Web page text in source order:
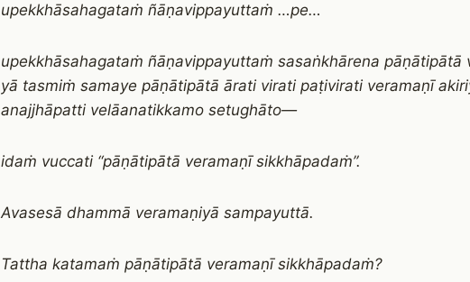
upekkhāsahagataṁ ñāṇavippayuttaṁ …pe…
upekkhāsahagataṁ ñāṇavippayuttaṁ sasaṅkhārena pāṇātipātā
yā tasmiṁ samaye pāṇātipātā ārati virati paṭivirati veramaṇī
anajjhāpatti velāanatikkamo setughāto—
idaṁ vuccati “pāṇātipātā veramaṇī sikkhāpadaṁ”.
Avasesā dhammā veramaṇiyā sampayuttā.
Tattha katamaṁ pāṇātipātā veramaṇī sikkhāpadaṁ?